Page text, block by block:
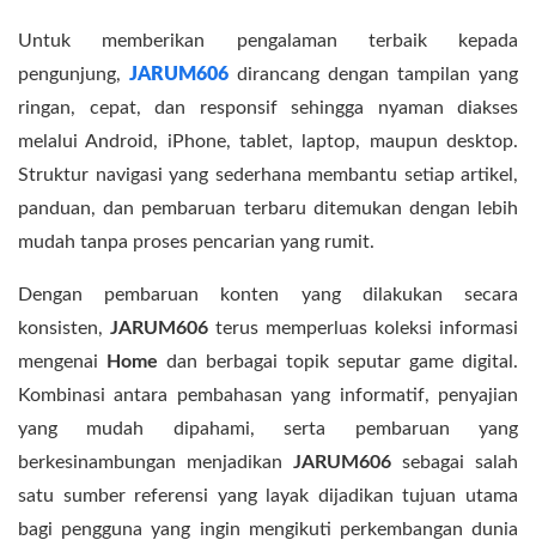
Untuk memberikan pengalaman terbaik kepada
pengunjung, JARUM606 dirancang dengan tampilan yang
ringan, cepat, dan responsif sehingga nyaman diakses
melalui Android, iPhone, tablet, laptop, maupun desktop.
Struktur navigasi yang sederhana membantu setiap artikel,
panduan, dan pembaruan terbaru ditemukan dengan lebih
mudah tanpa proses pencarian yang rumit.
Dengan pembaruan konten yang dilakukan secara
konsisten, JARUM606 terus memperluas koleksi informasi
mengenai
Home dan berbagai topik seputar game digital.
Kombinasi antara pembahasan yang informatif, penyajian
yang mudah dipahami, serta pembaruan yang
berkesinambungan menjadikan JARUM606 sebagai salah
satu sumber referensi yang layak dijadikan tujuan utama
bagi pengguna yang ingin mengikuti perkembangan dunia